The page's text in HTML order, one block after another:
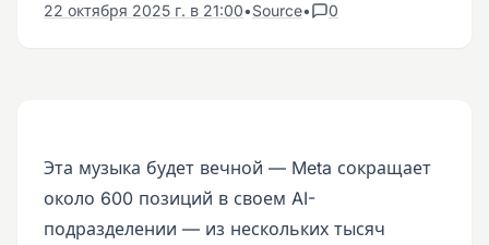
22 октября 2025 г. в 21:00•Source• 0
Эта музыка будет вечной — Meta сокращает
около 600 позиций в своем AI-
подразделении — из нескольких тысяч